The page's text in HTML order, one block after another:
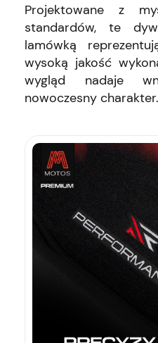
Projektowane z
standardów, te
lamówką
wysoką jakość
wygląd nadaje
nowoczesny charakter.